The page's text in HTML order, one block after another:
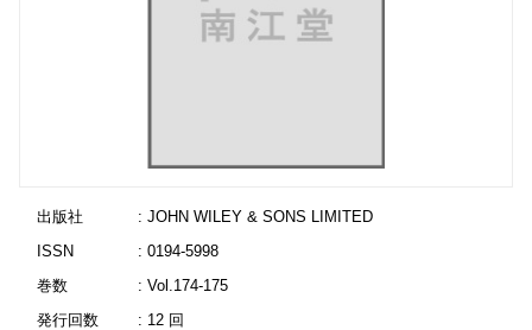
出版社
: JOHN WILEY & SONS LIMITED
ISSN
: 0194-5998
巻数
: Vol.174-175
発行回数
: 12 回